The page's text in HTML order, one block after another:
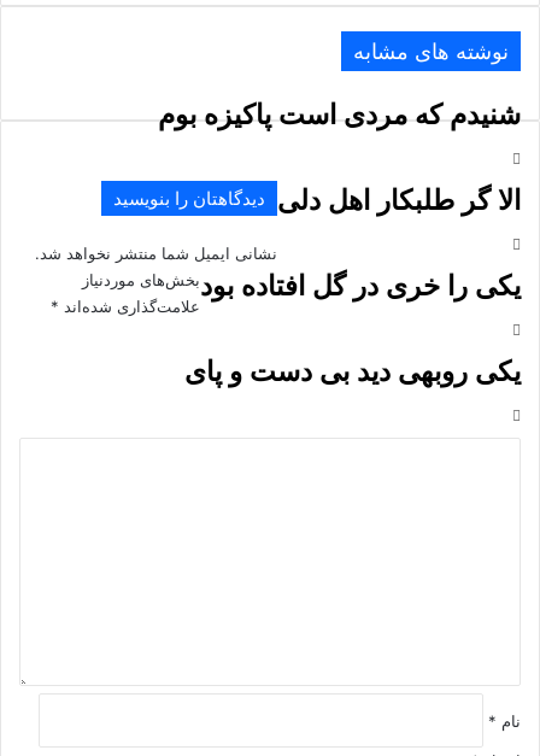
نوشته های مشابه
شنیدم که مردی است پاکیزه بوم
الا گر طلبکار اهل دلی
یکی را خری در گل افتاده بود
یکی روبهی دید بی دست و پای
دیدگاهتان را بنویسید
نشانی ایمیل شما منتشر نخواهد شد.
بخش‌های موردنیاز
علامت‌گذاری شده‌اند *
نام *